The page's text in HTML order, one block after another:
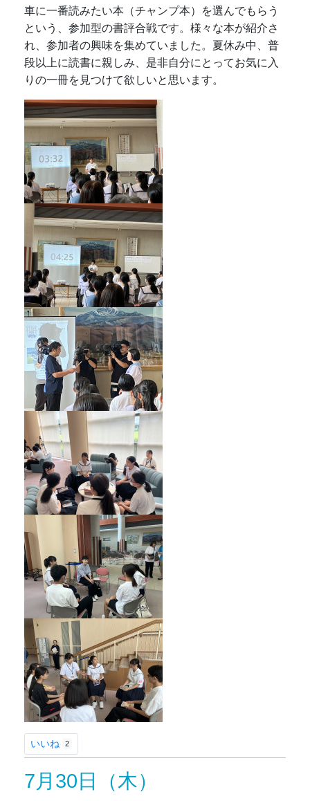
車に一番読みたい本（チャンプ本）を選んでもらう
という、参加型の書評合戦です。様々な本が紹介さ
れ、参加者の興味を集めていました。夏休み中、普
段以上に読書に親しみ、是非自分にとってお気に入
りの一冊を見つけて欲しいと思います。
いいね 2
7月30日（木）